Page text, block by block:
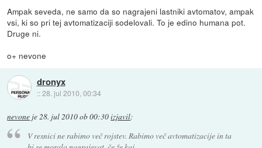
Ampak seveda, ne samo da so nagrajeni lastniki avtomatov, ampak
vsi, ki so pri tej avtomatizaciji sodelovali. To je edino humana pot.
Druge ni.
o+ nevone
dronyx
::28. jul 2010, 00:34
nevone je28. jul 2010 ob 00:30izjavil:
V resnici ne rabimo več rojstev. Rabimo več avtomatizacije in ta